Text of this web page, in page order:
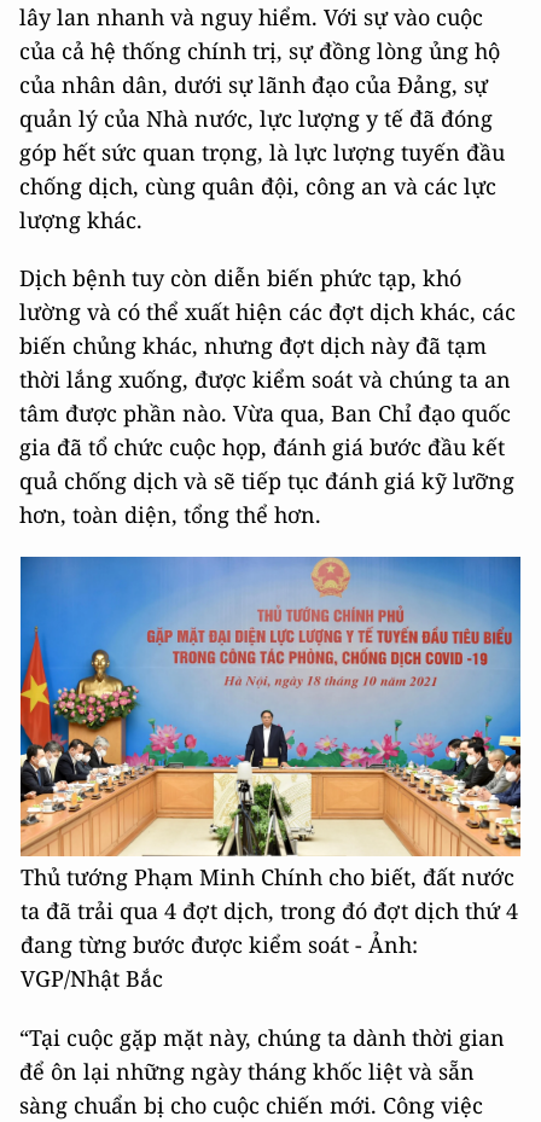
lây lan nhanh và nguy hiểm. Với sự vào cuộc
của cả hệ thống chính trị, sự đồng lòng ủng hộ
của nhân dân, dưới sự lãnh đạo của Đảng, sự
quản lý của Nhà nước, lực lượng y tế đã đóng
góp hết sức quan trọng, là lực lượng tuyến đầu
chống dịch, cùng quân đội, công an và các lực
lượng khác.
Dịch bệnh tuy còn diễn biến phức tạp, khó
lường và có thể xuất hiện các đợt dịch khác, các
biến chủng khác, nhưng đợt dịch này đã tạm
thời lắng xuống, được kiểm soát và chúng ta an
tâm được phần nào. Vừa qua, Ban Chỉ đạo quốc
gia đã tổ chức cuộc họp, đánh giá bước đầu kết
quả chống dịch và sẽ tiếp tục đánh giá kỹ lưỡng
hơn, toàn diện, tổng thể hơn.
Thủ tướng Phạm Minh Chính cho biết, đất nước
ta đã trải qua 4 đợt dịch, trong đó đợt dịch thứ 4
đang từng bước được kiểm soát - Ảnh:
VGP/Nhật Bắc
“Tại cuộc gặp mặt này, chúng ta dành thời gian
để ôn lại những ngày tháng khốc liệt và sẵn
sàng chuẩn bị cho cuộc chiến mới. Công việc